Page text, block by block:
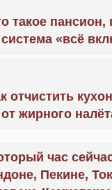
такое
«всё
отчистить
жирного
час
Пекине,